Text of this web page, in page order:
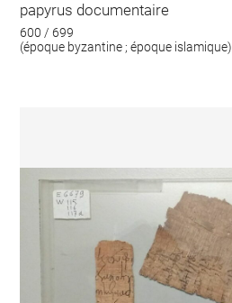
papyrus documentaire
600 / 699
(époque byzantine ; époque islamique)